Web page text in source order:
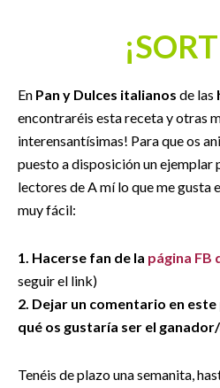
En Pan y Dulces italianos de las
encontraréis esta receta y otras
interensantísimas! Para que os
puesto a disposición un ejemplar
lectores de A mí lo que me gusta
muy fácil:
1. Hacerse fan de la página FB
seguir el link)
2. Dejar un comentario en
qué os gustaría ser el
Tenéis de plazo una semanita,